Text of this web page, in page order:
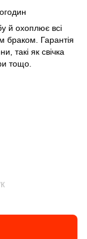
й охоплює всі
браком. Гарантія
такі як свічка
тощо.